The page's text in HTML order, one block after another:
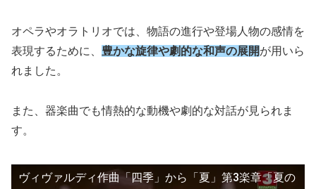
オペラやオラトリオでは、物語の進行や登場人物の感情を
表現するために、 豊かな旋律や劇的な和声の展開が用いら
れました。
また、器楽曲でも情熱的な動機や劇的な対話が見られま
す。
ヴィヴァルディ作曲「四季」から「夏」第3楽章「夏の